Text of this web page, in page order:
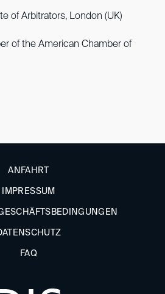
of Arbitrators, London (UK)
of the American Chamber of
ANFAHRT
IMPRESSUM
FAQ